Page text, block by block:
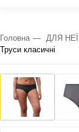
Головна ДЛЯ НЕЇ
Труси класичні